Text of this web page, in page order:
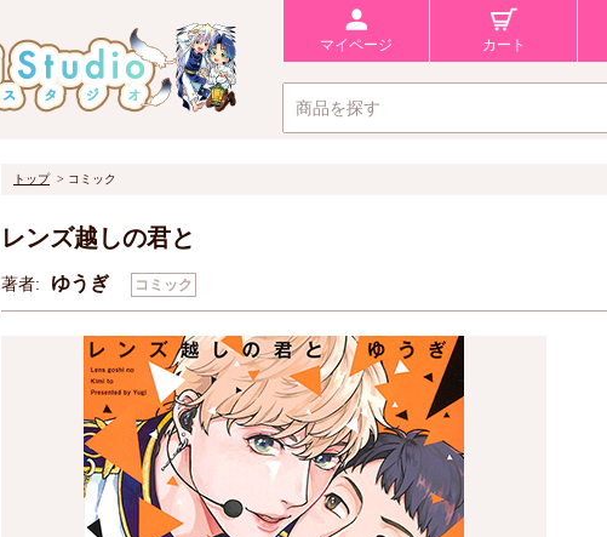
マイページ カート
トップ コミック
レンズ越しの君と
著者: ゆうぎ コミック